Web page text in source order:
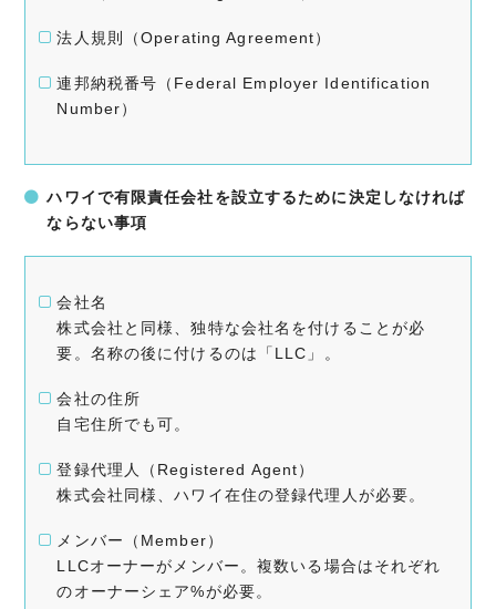
法人規則（Operating Agreement）
連邦納税番号（Federal Employer Identification
Number）
ハワイで有限責任会社を設立するために決定しなければ
ならない事項
会社名
株式会社と同様、独特な会社名を付けることが必
要。名称の後に付けるのは「LLC」。
会社の住所
自宅住所でも可。
登録代理人（Registered Agent）
株式会社同様、ハワイ在住の登録代理人が必要。
メンバー（Member）
LLCオーナーがメンバー。複数いる場合はそれぞれ
のオーナーシェア%が必要。